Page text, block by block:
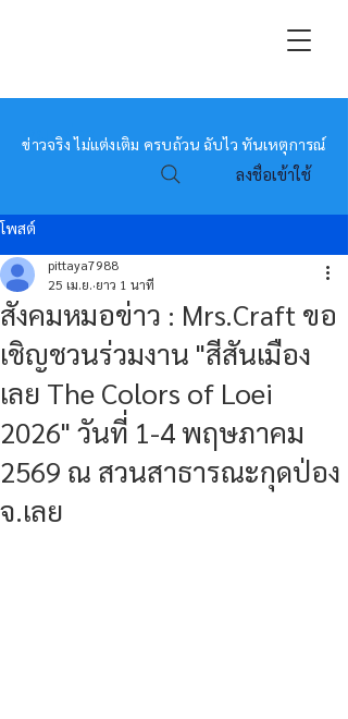
หมอข่าว
ข่าวจริง ไม่แต่งเติม ครบถ้วน ฉับไว ทันเหตุการณ์
ลงชื่อเข้าใช้
โพสต์
สังคมหมอข่าว : Mrs.Craft ขอ
เชิญชวนร่วมงาน "สีสันเมือง
เลย The Colors of Loei
2026" วันที่ 1-4 พฤษภาคม
2569 ณ สวนสาธารณะกุดป่อง
จ.เลย
pittaya7988
25 เม.ย. ยาว 1 นาที